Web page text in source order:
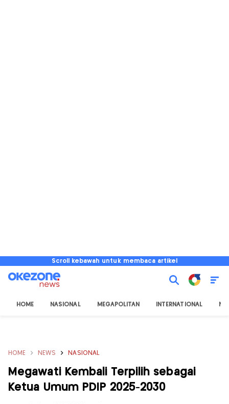
Scroll kebawah untuk membaca artikel
HOME NASIONAL MEGAPOLITAN INTERNATIONAL
HOME NEWS NASIONAL
Megawati Kembali Terpilih sebagai
Ketua Umum PDIP 2025-2030